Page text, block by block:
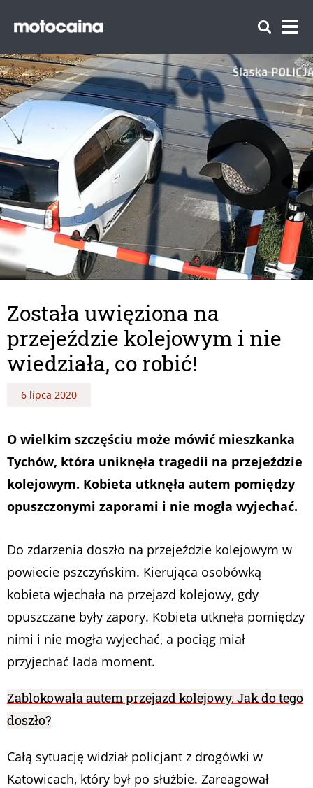
Została uwięziona na
przejeździe kolejowym i nie
wiedziała, co robić!
6 lipca 2020
O wielkim szczęściu może mówić mieszkanka
Tychów, która uniknęła tragedii na przejeździe
kolejowym. Kobieta utknęła autem pomiędzy
opuszczonymi zaporami i nie mogła wyjechać.
Do zdarzenia doszło na przejeździe kolejowym w
powiecie pszczyńskim. Kierująca osobówką
kobieta wjechała na przejazd kolejowy, gdy
opuszczane były zapory. Kobieta utknęła pomiędzy
nimi i nie mogła wyjechać, a pociąg miał
przyjechać lada moment.
Zablokowała autem przejazd kolejowy. Jak do tego
doszło?
Całą sytuację widział policjant z drogówki w
Katowicach, który był po służbie. Zareagował